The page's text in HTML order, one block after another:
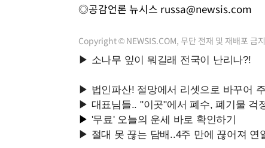
◎공감언론 뉴시스 russa@newsis.com
Copyright © NEWSIS.COM, 무단 전재 및 재배포 금지